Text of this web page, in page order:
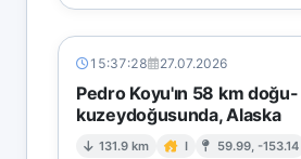
15:37:28 27.07.2026
Pedro Koyu'ın 58 km doğu-
kuzeydoğusunda, Alaska
131.9 km I 59.99, -153.14